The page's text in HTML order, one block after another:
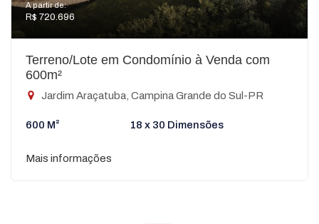
A partir de:
R$ 720.696
Terreno/Lote em Condomínio à Venda com
600m²
Jardim Araçatuba, Campina Grande do Sul-PR
600 M² 18 x 30 Dimensões
Mais informações